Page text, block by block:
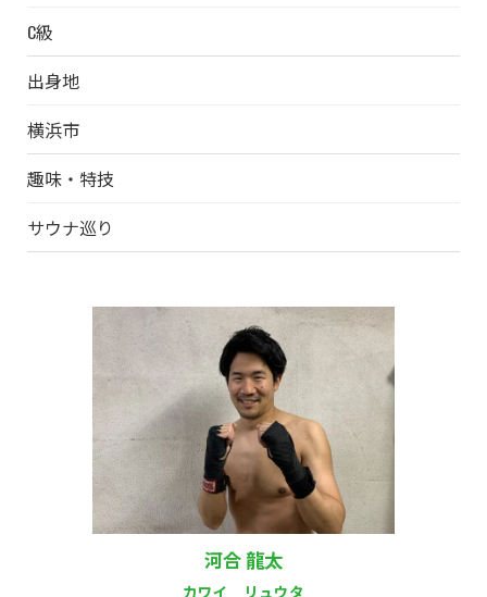
C級
出身地
横浜市
趣味・特技
サウナ巡り
河合 龍太
カワイ リュウタ